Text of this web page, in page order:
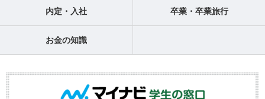
内定・入社 卒業・卒業旅行
お金の知識